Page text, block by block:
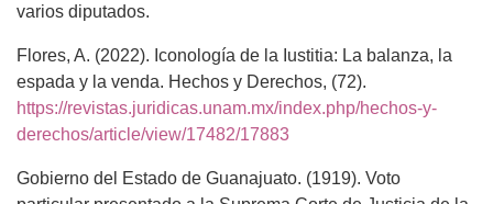
varios diputados.
Flores, A. (2022). Iconología de la Iustitia: La balanza, la
espada y la venda. Hechos y Derechos, (72).
https://revistas.juridicas.unam.mx/index.php/hechos-y-
derechos/article/view/17482/17883
Gobierno del Estado de Guanajuato. (1919). Voto